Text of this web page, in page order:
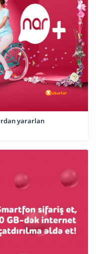
yararlan